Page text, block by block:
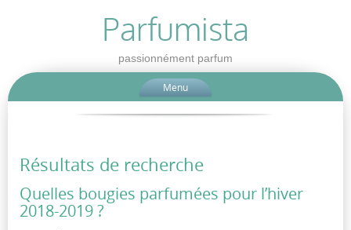
Parfumista
passionnément parfum
Menu
Résultats de recherche
Quelles bougies parfumées pour l’hiver
2018-2019 ?